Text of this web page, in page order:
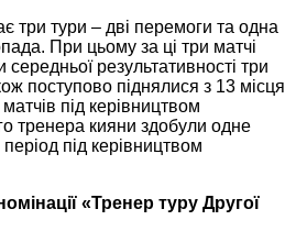
три тури – дві перемоги та одна
При цьому за ці три матчі
середньої результативності три
поступово піднялися з 13 місця
під керівництвом
тренера кияни здобули одне
під керівництвом
«Тренер туру Другої